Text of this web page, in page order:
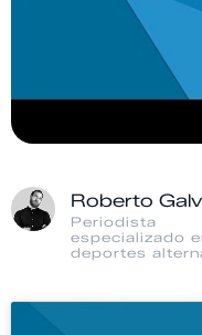
Roberto
Periodista
especializado
deportes